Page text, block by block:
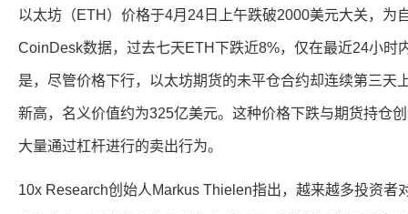
以太坊（ETH）价格于4月24日上午跌破2000美元大关，为
CoinDesk数据，过去七天ETH下跌近8%，仅在最近24小时
是，尽管价格下行，以太坊期货的未平仓合约却连续第三天
新高，名义价值约为325亿美元。这种价格下跌与期货持仓
大量通过杠杆进行的卖出行为。
10x Research创始人Markus Thielen指出，越来越多投资者